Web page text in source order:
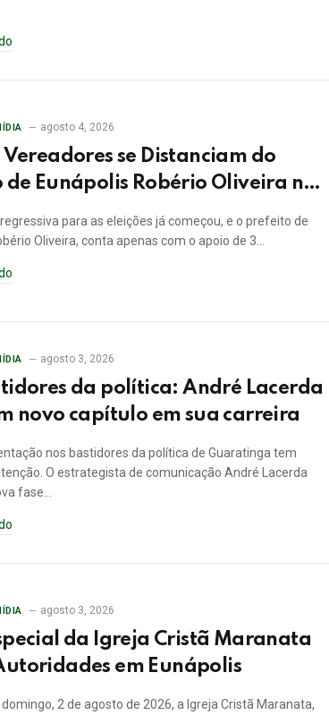
agosto 4, 2026
Vereadores se Distanciam do
de Eunápolis Robério Oliveira nas
para as eleições já começou, e o prefeito de
Oliveira, conta apenas com o apoio de 3…
agosto 3, 2026
da política: André Lacerda
novo capítulo em sua carreira
nos bastidores da política de Guaratinga tem
O estrategista de comunicação André Lacerda
fase…
agosto 3, 2026
da Igreja Cristã Maranata
em Eunápolis
2 de agosto de 2026, a Igreja Cristã Maranata,